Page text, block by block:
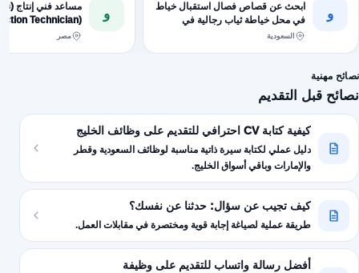
و
ابحث عن قصاص فصال استقبال خياط
في محل خياطة ثياب رجالية في
المدينة المنورة مخطط الشرق ...
السعودية
و
مساعد فني إنتاج
Technician
- Carpentry)
مصر
نصائح مهنية
نصائح قبل التقديم
كيفية كتابة CV احترافي للتقديم على وظائف الخليج
دليل عملي لكتابة سيرة ذاتية مناسبة لوظائف السعودية وقطر
والإمارات وباقي أسواق الخليج.
كيف تجيب عن سؤال: حدثنا عن نفسك؟
طريقة عملية لصياغة إجابة قوية ومختصرة في مقابلات العمل.
أفضل رسالة واتساب للتقديم على وظيفة